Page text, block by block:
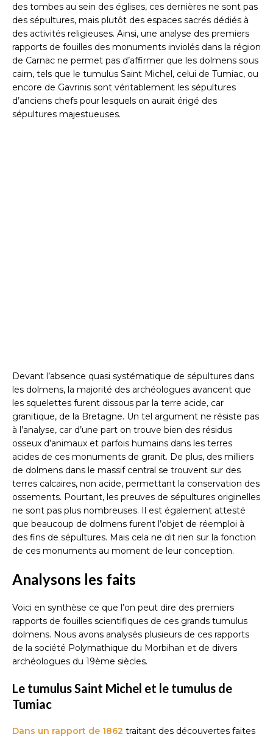
des tombes au sein des églises, ces dernières ne sont pas
des sépultures, mais plutôt des espaces sacrés dédiés à
des activités religieuses. Ainsi, une analyse des premiers
rapports de fouilles des monuments inviolés dans la région
de Carnac ne permet pas d’affirmer que les dolmens sous
cairn, tels que le tumulus Saint Michel, celui de Tumiac, ou
encore de Gavrinis sont véritablement les sépultures
d’anciens chefs pour lesquels on aurait érigé des
sépultures majestueuses.
Devant l’absence quasi systématique de sépultures dans
les dolmens, la majorité des archéologues avancent que
les squelettes furent dissous par la terre acide, car
granitique, de la Bretagne. Un tel argument ne résiste pas
à l’analyse, car d’une part on trouve bien des résidus
osseux d’animaux et parfois humains dans les terres
acides de ces monuments de granit. De plus, des milliers
de dolmens dans le massif central se trouvent sur des
terres calcaires, non acide, permettant la conservation des
ossements. Pourtant, les preuves de sépultures originelles
ne sont pas plus nombreuses. Il est également attesté
que beaucoup de dolmens furent l’objet de réemploi à
des fins de sépultures. Mais cela ne dit rien sur la fonction
de ces monuments au moment de leur conception.
Analysons les faits
Voici en synthèse ce que l’on peut dire des premiers
rapports de fouilles scientifiques de ces grands tumulus
dolmens. Nous avons analysés plusieurs de ces rapports
de la société Polymathique du Morbihan et de divers
archéologues du 19ème siècles.
Le tumulus Saint Michel et le tumulus de
Tumiac
Dans un rapport de 1862 traitant des découvertes faites